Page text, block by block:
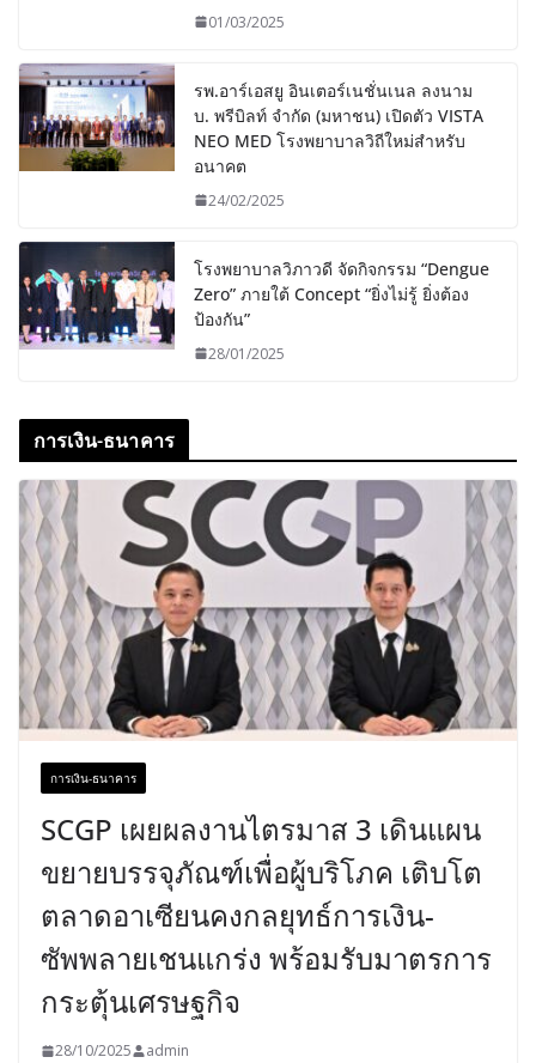
01/03/2025
รพ.อาร์เอสยู อินเตอร์เนชั่นเนล ลงนาม
บ. พรีบิลท์ จํากัด (มหาชน) เปิดตัว VISTA
NEO MED โรงพยาบาลวิถีใหม่สำหรับ
อนาคต
24/02/2025
โรงพยาบาลวิภาวดี จัดกิจกรรม “Dengue
Zero” ภายใต้ Concept “ยิ่งไม่รู้ ยิ่งต้อง
ป้องกัน”
28/01/2025
การเงิน-ธนาคาร
การเงิน-ธนาคาร
SCGP เผยผลงานไตรมาส 3 เดินแผน
ขยายบรรจุภัณฑ์เพื่อผู้บริโภค เติบโต
ตลาดอาเซียนคงกลยุทธ์การเงิน-
ซัพพลายเชนแกร่ง พร้อมรับมาตรการ
กระตุ้นเศรษฐกิจ
28/10/2025 admin